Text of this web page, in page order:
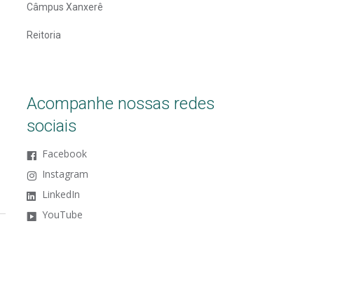
Câmpus Xanxerê
Reitoria
Acompanhe nossas redes
sociais
Facebook
Instagram
LinkedIn
YouTube